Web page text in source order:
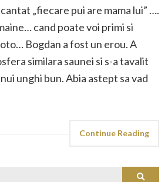
„fiecare pui are mama lui” ….
cand poate voi primi si
Bogdan a fost un erou. A
similara saunei si s-a tavalit
unghi bun. Abia astept sa vad
Continue Reading
Search